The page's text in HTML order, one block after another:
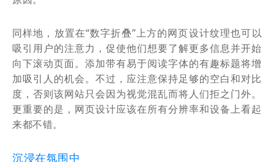
同样地，放置在“数字折叠”上方的网页设计纹理也可以
吸引用户的注意力，促使他们想要了解更多信息并开始
向下滚动页面。添加带有易于阅读字体的有趣标题将增
加吸引人的机会。不过，应注意保持足够的空白和对比
度，否则该网站只会因为视觉混乱而将人们拒之门外。
更重要的是，网页设计应该在所有分辨率和设备上看起
来都不错。
沉浸在氛围中